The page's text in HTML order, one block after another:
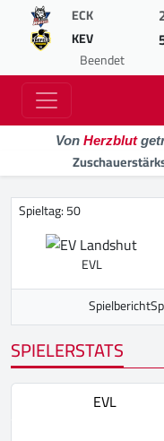
ECK
KEV
Beendet
Von Herzblut
Spieltag: 50
EVL
Spielbericht
SPIELERSTATS
EVL